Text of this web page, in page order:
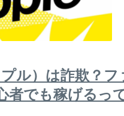
ル）は詐欺？フ
者でも稼げるっ